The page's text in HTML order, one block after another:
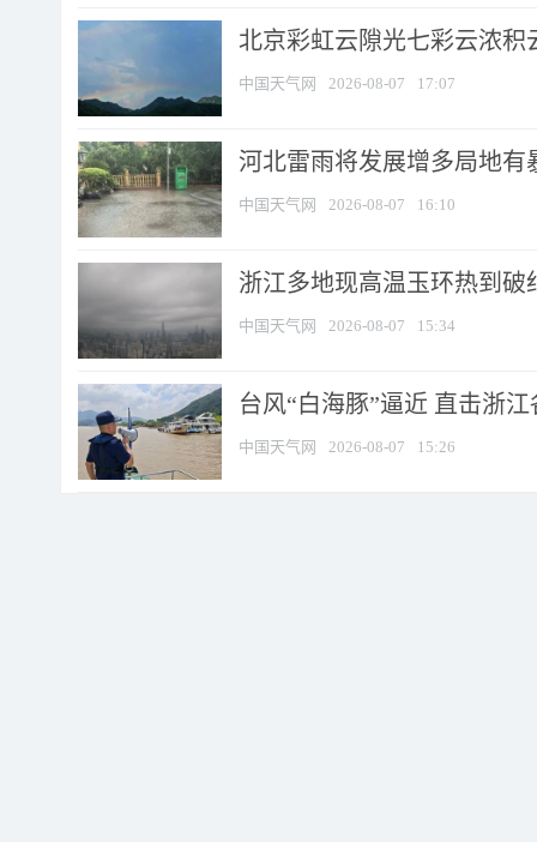
北京彩虹云隙光七彩云浓积
中国天气网 2026-08-07 17:07
河北雷雨将发展增多局地有
中国天气网 2026-08-07 16:10
浙江多地现高温玉环热到破
中国天气网 2026-08-07 15:34
台风“白海豚”逼近 直击浙
中国天气网 2026-08-07 15:26